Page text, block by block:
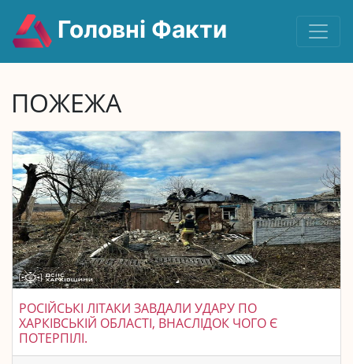
Головні Факти
ПОЖЕЖА
РОСІЙСЬКІ ЛІТАКИ ЗАВДАЛИ УДАРУ ПО
ХАРКІВСЬКІЙ ОБЛАСТІ, ВНАСЛІДОК ЧОГО Є
ПОТЕРПІЛІ.